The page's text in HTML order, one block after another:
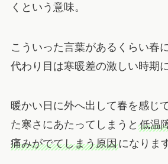
くという意味。
こういった言葉があるくらい春
代わり目は寒暖差の激しい時期
暖かい日に外へ出して春を感じ
た寒さにあたってしまうと 低温
痛みがでてしまう原因になりま